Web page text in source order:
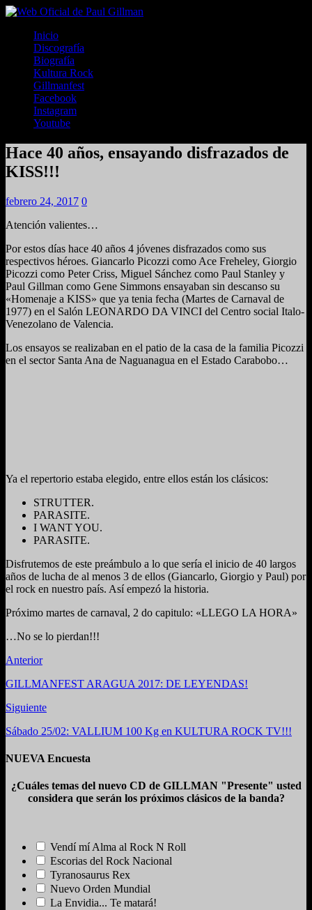
Inicio
Discografía
Biografía
Kultura Rock
Gillmanfest
Facebook
Instagram
Youtube
Hace 40 años, ensayando disfrazados de
KISS!!!
febrero 24, 2017 0
Atención valientes…
Por estos días hace 40 años 4 jóvenes disfrazados como sus
respectivos héroes. Giancarlo Picozzi como Ace Freheley, Giorgio
Picozzi como Peter Criss, Miguel Sánchez como Paul Stanley y
Paul Gillman como Gene Simmons ensayaban sin descanso su
«Homenaje a KISS» que ya tenia fecha (Martes de Carnaval de
1977) en el Salón LEONARDO DA VINCI del Centro social Italo-
Venezolano de Valencia.
Los ensayos se realizaban en el patio de la casa de la familia Picozzi
en el sector Santa Ana de Naguanagua en el Estado Carabobo…
Ya el repertorio estaba elegido, entre ellos están los clásicos:
STRUTTER.
PARASITE.
I WANT YOU.
PARASITE.
Disfrutemos de este preámbulo a lo que sería el inicio de 40 largos
años de lucha de al menos 3 de ellos (Giancarlo, Giorgio y Paul) por
el rock en nuestro país. Así empezó la historia.
Próximo martes de carnaval, 2 do capitulo: «LLEGO LA HORA»
…No se lo pierdan!!!
Anterior
GILLMANFEST ARAGUA 2017: DE LEYENDAS!
Siguiente
Sábado 25/02: VALLIUM 100 Kg en KULTURA ROCK TV!!!
NUEVA Encuesta
¿Cuáles temas del nuevo CD de GILLMAN "Presente" usted
considera que serán los próximos clásicos de la banda?
Vendí mí Alma al Rock N Roll
Escorias del Rock Nacional
Tyranosaurus Rex
Nuevo Orden Mundial
La Envidia... Te matará!